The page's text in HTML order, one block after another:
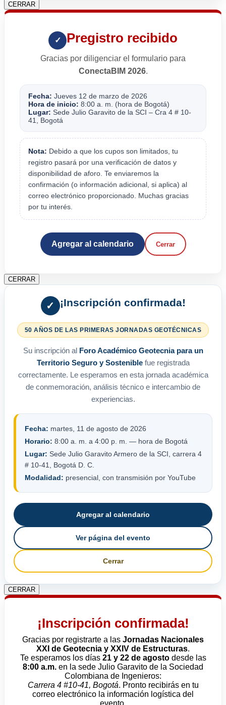
CERRAR
✓ Pregistro recibido
Gracias por diligenciar el formulario para
ConectaBIM 2026.
Fecha: Jueves 12 de marzo de 2026
Hora de inicio: 8:00 a. m. (hora de Bogotá)
Lugar: Sede Julio Garavito de la SCI – Cra 4 # 10-
41, Bogotá
Nota: Debido a que los cupos son limitados, tu
registro pasará por una verificación de datos y
disponibilidad de aforo. Te enviaremos la
confirmación (o información adicional, si aplica) al
correo electrónico proporcionado. Muchas gracias
por tu interés.
Agregar al calendario Cerrar
CERRAR
✓ ¡Inscripción confirmada!
50 AÑOS DE LAS PRIMERAS JORNADAS GEOTÉCNICAS
Su inscripción al Foro Académico Geotecnia para un
Territorio Seguro y Sosteniblefue registrada
correctamente. Le esperamos en esta jornada académica
de conmemoración, análisis técnico e intercambio de
experiencias.
Fecha: martes, 11 de agosto de 2026
Horario: 8:00 a. m. a 4:00 p. m. — hora de Bogotá
Lugar: Sede Julio Garavito Armero de la SCI, carrera 4
# 10-41, Bogotá D. C.
Modalidad: presencial, con transmisión por YouTube
Agregar al calendario
Ver página del evento
Cerrar
CERRAR
¡Inscripción confirmada!
Gracias por registrarte a las Jornadas Nacionales
XXI de Geotecnia y XXIV de Estructuras.
Te esperamos los días 21 y 22 de agostodesde las
8:00 a.m. en la sede Julio Garavito de la Sociedad
Colombiana de Ingenieros:
Carrera 4 #10-41, Bogotá. Pronto recibirás en tu
correo electrónico la información logística del